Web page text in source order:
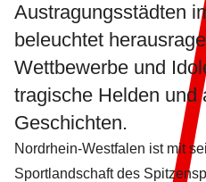
Austragungsstädten
beleuchtet
Wettbewerbe und
tragische Helden und
Geschichten.
Nordrhein-Westfalen ist mit
Sportlandschaft des